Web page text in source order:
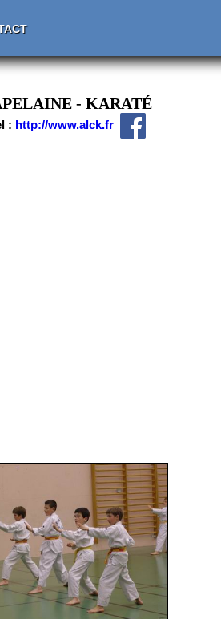
- KARATÉ
: http://www.alck.fr